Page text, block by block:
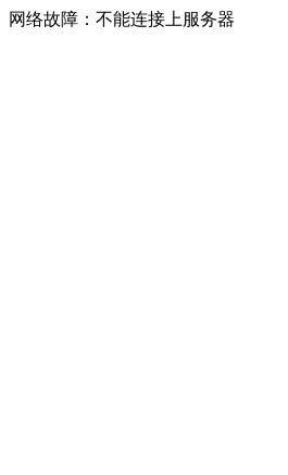
网络故障：不能连接上服务器